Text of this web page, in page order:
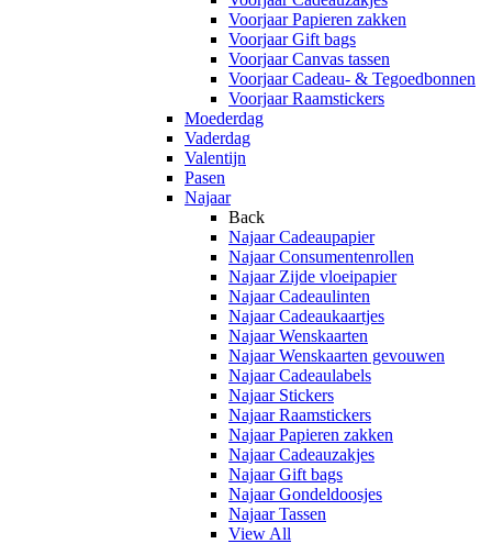
Voorjaar Papieren zakken
Voorjaar Gift bags
Voorjaar Canvas tassen
Voorjaar Cadeau- & Tegoedbonnen
Voorjaar Raamstickers
Moederdag
Vaderdag
Valentijn
Pasen
Najaar
Back
Najaar Cadeaupapier
Najaar Consumentenrollen
Najaar Zijde vloeipapier
Najaar Cadeaulinten
Najaar Cadeaukaartjes
Najaar Wenskaarten
Najaar Wenskaarten gevouwen
Najaar Cadeaulabels
Najaar Stickers
Najaar Raamstickers
Najaar Papieren zakken
Najaar Cadeauzakjes
Najaar Gift bags
Najaar Gondeldoosjes
Najaar Tassen
View All